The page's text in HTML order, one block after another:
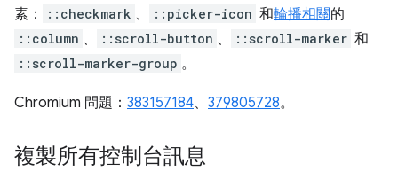
素：
::checkmark 、 ::picker-icon 和輪播相關的
::column 、 ::scroll-button 、 ::scroll-marker 和
::scroll-marker-group 。
Chromium 問題： 383157184、 379805728。
複製所有控制台訊息